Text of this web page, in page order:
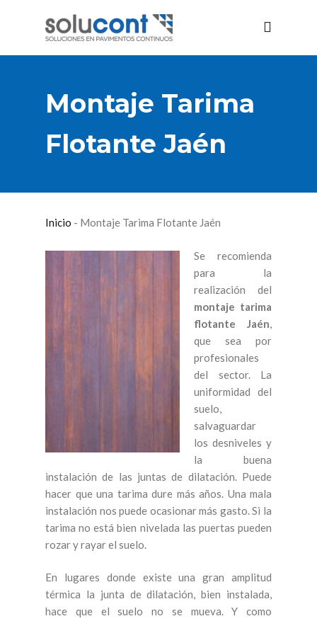
Montaje Tarima
Flotante Jaén
Inicio - Montaje Tarima Flotante Jaén
Se recomienda
para la
realización del
montaje tarima
flotante Jaén
que sea por
profesionales
del sector. La
uniformidad del
suelo,
salvaguardar
los desniveles y
la buena
instalación de las juntas de dilatación. Puede
hacer que una tarima dure más años. Una mala
instalación nos puede ocasionar más gasto. Si la
tarima no está bien nivelada las puertas pueden
rozar y rayar el suelo.
En lugares donde existe una gran amplitud
térmica la junta de dilatación, bien instalada,
hace que el suelo no se mueva. Y como